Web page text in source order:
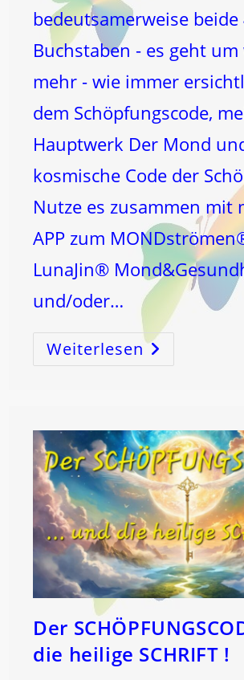
bedeutsamerweise beide
Buchstaben - es geht
mehr - wie immer
dem Schöpfungscode,
Hauptwerk Der Mond
kosmische Code der
Nutze es zusammen mit
APP zum
LunaJin®
und/oder…
WeiterlesenMOND
&
MILZ!
Der
die heilige SCHRIFT !